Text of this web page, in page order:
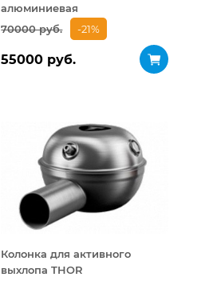
алюминиевая
70000 руб.
-21%
55000 руб.
Колонка для активного
выхлопа THOR